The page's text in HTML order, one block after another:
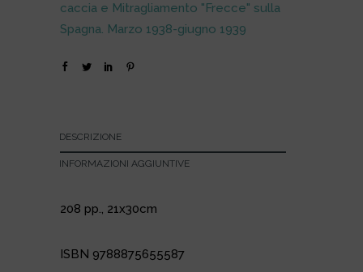
caccia e Mitragliamento "Frecce" sulla
Spagna. Marzo 1938-giugno 1939
DESCRIZIONE
INFORMAZIONI AGGIUNTIVE
208 pp., 21x30cm
ISBN 9788875655587